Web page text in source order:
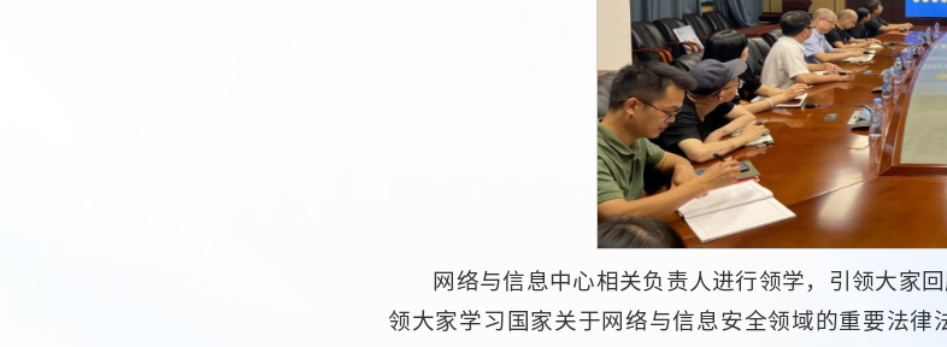
网络与信息中心相关负责人进行领学，引领大家
领大家学习国家关于网络与信息安全领域的重要法